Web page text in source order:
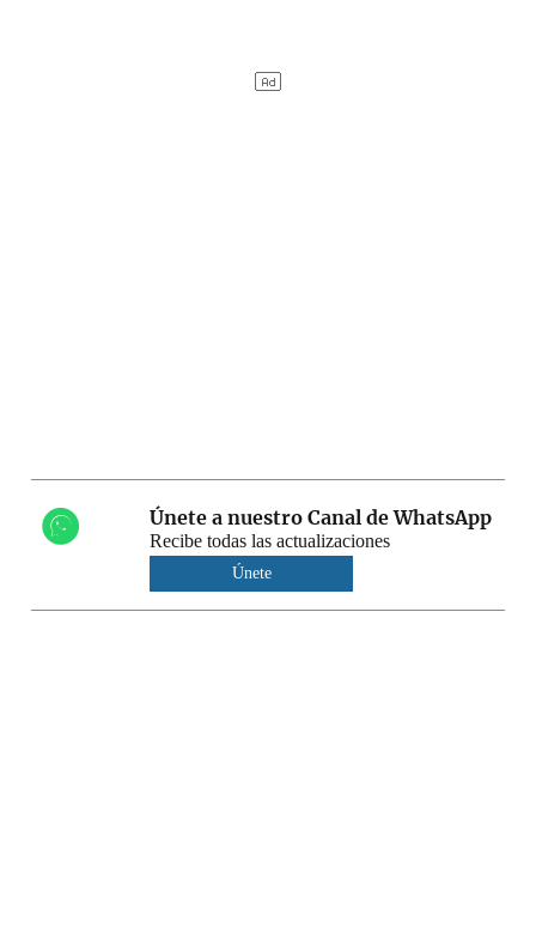
Únete a nuestro Canal de WhatsApp
Recibe todas las actualizaciones
Únete